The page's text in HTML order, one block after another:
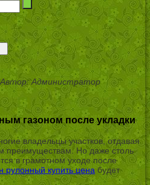
Автор: Администратор
газоном после укладки
владельцы участков, отдавая
преимуществам. Но даже столь
в грамотном уходе после
рулонный купить цена будет